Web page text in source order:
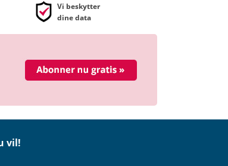
Vi beskytter
dine data
vil!